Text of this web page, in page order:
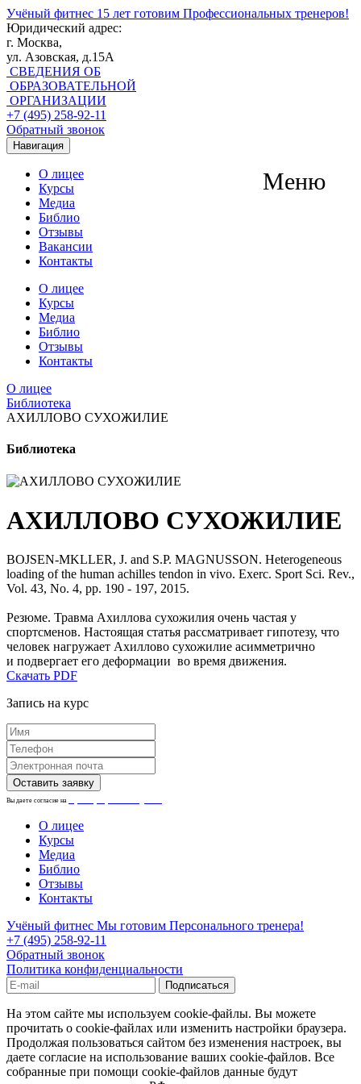
Учёный фитнес 15 лет готовим Профессиональных тренеров!
Юридический адрес:
г. Москва,
ул. Азовская, д.15А
СВЕДЕНИЯ ОБ
ОБРАЗОВАТЕЛЬНОЙ
ОРГАНИЗАЦИИ
+7 (495) 258-92-11
Обратный звонок
Навигация
Меню
О лицее
Курсы
Медиа
Библио
Отзывы
Вакансии
Контакты
О лицее
Курсы
Медиа
Библио
Отзывы
Контакты
О лицее
Библиотека
АХИЛЛОВО СУХОЖИЛИЕ
Библиотека
АХИЛЛОВО СУХОЖИЛИЕ
BOJSEN-MKLLER, J. and S.P. MAGNUSSON. Heterogeneous
loading of the human achilles tendon in vivo. Exerc. Sport Sci. Rev.,
Vol. 43, No. 4, pp. 190 - 197, 2015.
Резюме. Травма Ахиллова сухожилия очень частая у
спортсменов. Настоящая статья рассматривает гипотезу, что
человек нагружает Ахиллово сухожилие асимметрично
и подвергает его деформации во время движения.
Скачать PDF
Запись на курс
Вы даете согласие на
О лицее
Курсы
Медиа
Библио
Отзывы
Контакты
Учёный фитнес Мы готовим Персонального тренера!
+7 (495) 258-92-11
Обратный звонок
Политика конфиденциальности
На этом сайте мы используем cookie-файлы. Вы можете
прочитать о cookie-файлах или изменить настройки браузера.
Продолжая пользоваться сайтом без изменения настроек, вы
даете согласие на использование ваших cookie-файлов. Все
собранные при помощи cookie-файлов данные будут